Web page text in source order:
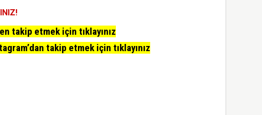
takip etmek için tıklayınız
takip etmek için tıklayınız